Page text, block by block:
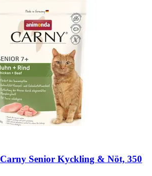
Carny Senior Kyckling & Nöt, 350